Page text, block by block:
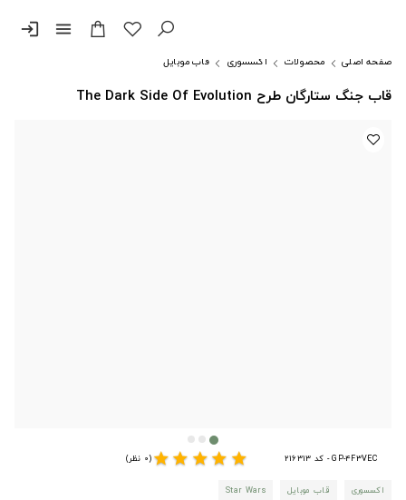
menu
login
صفحه اصلی محصولات اکسسوری قاب موبایل
قاب جنگ ستارگان طرح The Dark Side Of Evolution
GP-4F3VEC - کد 216313 star
star
star
star
star(0 نظر)
اکسسوری قاب موبایل Star Wars